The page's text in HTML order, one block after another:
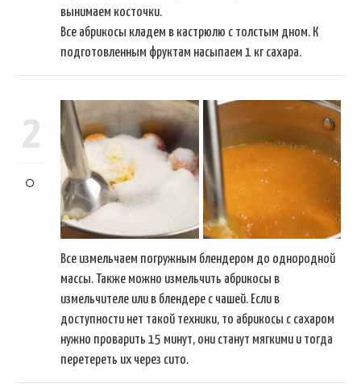
вынимаем косточки.
Все абрикосы кладем в кастрюлю с толстым дном. К
подготовленным фруктам насыпаем 1 кг сахара.
2
Все измельчаем погружным блендером до однородной
массы. Также можно измельчить абрикосы в
измельчителе или в блендере с чашей. Если в
доступности нет такой техники, то абрикосы с сахаром
нужно проварить 15 минут, они станут мягкими и тогда
перетереть их через сито.